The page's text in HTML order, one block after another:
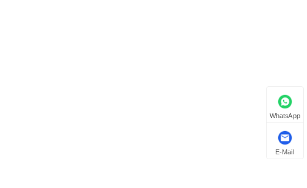
WhatsApp
E-Mail